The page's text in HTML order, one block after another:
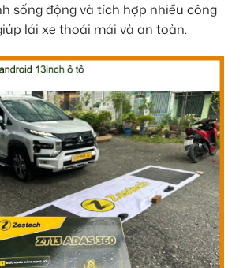
sống động và tích hợp nhiều công
lái xe thoải mái và an toàn.